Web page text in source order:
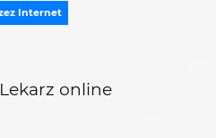
Internet
Lekarz online